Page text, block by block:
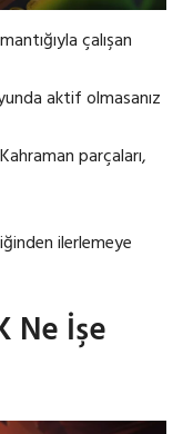
çalışan
aktif olmasanız
parçaları,
ilerlemeye
Ne İşe